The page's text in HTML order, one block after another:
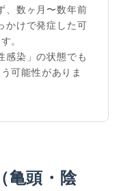
、数ヶ月〜数年前
かけで発症した可
。
感染」の状態でも
可能性がありま
亀頭・陰